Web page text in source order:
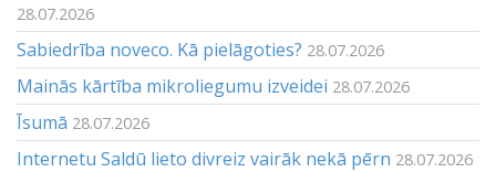
28.07.2026
Sabiedrība noveco. Kā pielāgoties? 28.07.2026
Mainās kārtība mikroliegumu izveidei 28.07.2026
Īsumā 28.07.2026
Internetu Saldū lieto divreiz vairāk nekā pērn 28.07.2026